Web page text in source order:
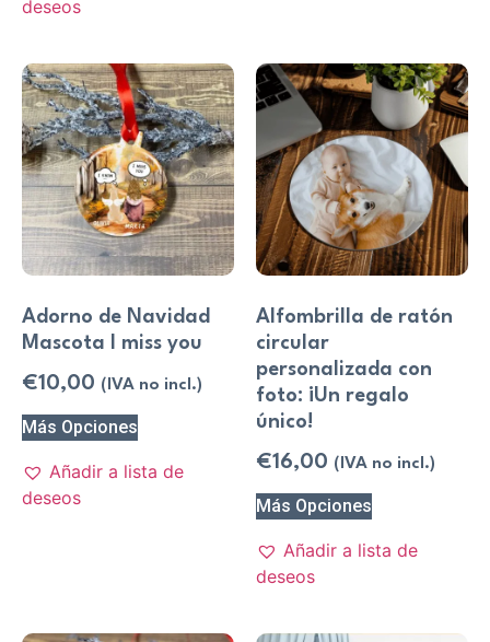
deseos
Adorno de Navidad
Mascota I miss you
€10,00 (IVA no incl.)
Más Opciones
Añadir a lista de
deseos
Alfombrilla de ratón
circular
personalizada con
foto: ¡Un regalo
único!
€16,00 (IVA no incl.)
Más Opciones
Añadir a lista de
deseos